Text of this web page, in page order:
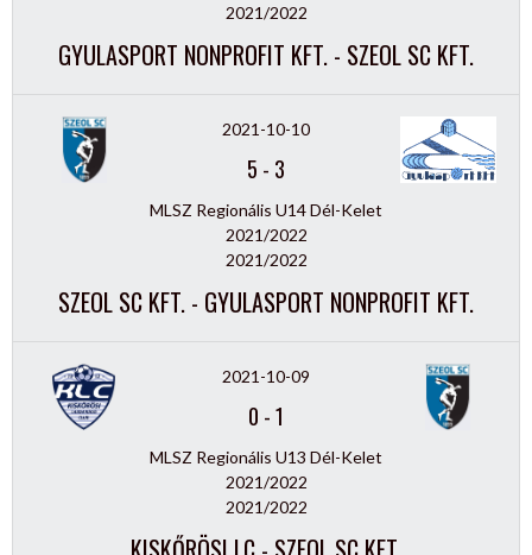
2021/2022
GYULASPORT NONPROFIT KFT. - SZEOL SC KFT.
2021-10-10
5 - 3
MLSZ Regionális U14 Dél-Kelet
2021/2022
2021/2022
SZEOL SC KFT. - GYULASPORT NONPROFIT KFT.
2021-10-09
0 -1
MLSZ Regionális U13 Dél-Kelet
2021/2022
2021/2022